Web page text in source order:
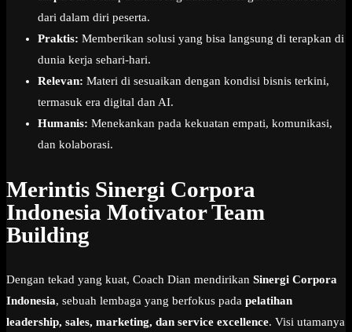
dari dalam diri peserta.
Praktis: Memberikan solusi yang bisa langsung di terapkan di
dunia kerja sehari-hari.
Relevan: Materi di sesuaikan dengan kondisi bisnis terkini,
termasuk era digital dan AI.
Humanis: Menekankan pada kekuatan empati, komunikasi,
dan kolaborasi.
Merintis Sinergi Corpora
Indonesia Motivator Team
Building
Dengan tekad yang kuat, Coach Dian mendirikan Sinergi Corpora
Indonesia, sebuah lembaga yang berfokus pada pelatihan
leadership, sales, marketing, dan service excellence. Visi utamanya